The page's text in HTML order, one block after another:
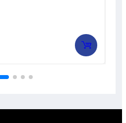
Evaluat
la
297,30